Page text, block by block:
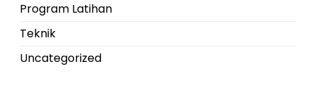
Program Latihan
Teknik
Uncategorized